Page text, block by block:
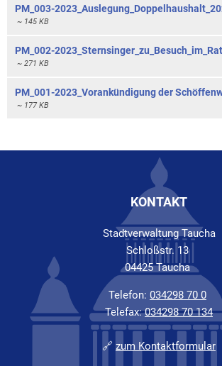
~ 145 KB
~ 271 KB
~ 177 KB
KONTAKT
Stadtverwaltung Taucha
Schloßstr. 13
04425 Taucha
Telefon: 034298 70 0
Telefax:034298 70 134
🔗 zum Kontaktformular